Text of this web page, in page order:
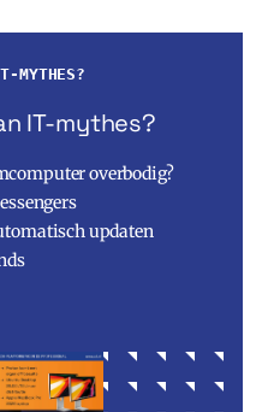
MYTHES?
IT-mythes?
overbodig?
updaten